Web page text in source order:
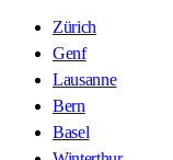
Zürich
Genf
Lausanne
Bern
Basel